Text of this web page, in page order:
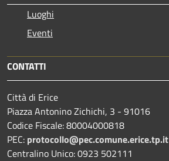
Luoghi
Eventi
CONTATTI
Città di Erice
Piazza Antonino Zichichi, 3 - 91016
Codice Fiscale: 80004000818
PEC: protocollo@pec.comune.erice.tp.it
Centralino Unico: 0923 502111